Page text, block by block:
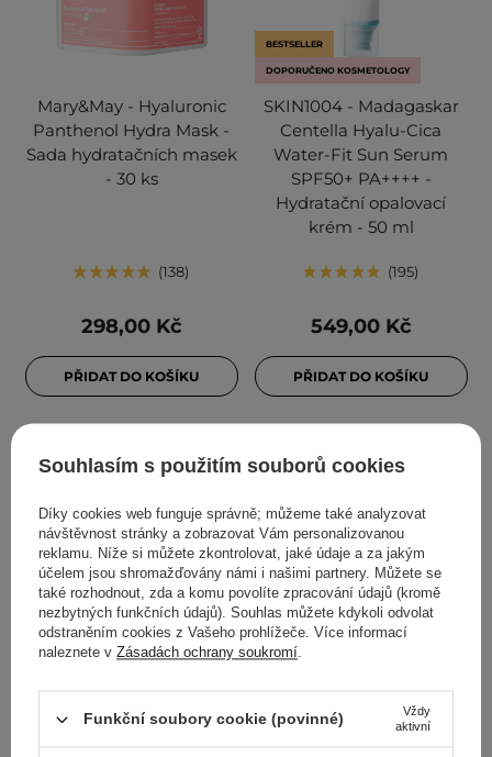
Mary&May - Hyaluronic
Panthenol Hydra Mask -
Sada hydratačních masek
- 30 ks
138
298,00 Kč
PŘIDAT DO KOŠÍKU
BESTSELLER
DOPORUČENO KOSMETOLOGY
SKIN1004 - Madagaskar
Centella Hyalu-Cica
Water-Fit Sun Serum
SPF50+ PA++++ -
Hydratační opalovací
krém - 50 ml
195
549,00 Kč
PŘIDAT DO KOŠÍKU
AKCE BESTSELLER
Aestura - Atobarrier 365
Cream - Hydratační krém
s ceramidy a
BESTSELLER
Anua - Heartleaf
Quercetinol Pore Deep
Cleansing Foam -
Souhlasím s použitím souborů cookies
Díky cookies web funguje správně; můžeme také analyzovat
návštěvnost stránky a zobrazovat Vám personalizovanou
reklamu. Níže si můžete zkontrolovat, jaké údaje a za jakým
účelem jsou shromažďovány námi i našimi partnery. Můžete se
také rozhodnout, zda a komu povolíte zpracování údajů (kromě
nezbytných funkčních údajů). Souhlas můžete kdykoli odvolat
odstraněním cookies z Vašeho prohlížeče. Více informací
naleznete v Zásadách ochrany soukromí.
Funkční soubory cookie (povinné)
Vždy
aktivní